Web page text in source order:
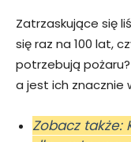
Zatrzaskujące się
się raz na 100 lat,
potrzebują
a jest ich znacznie
Zobacz także: